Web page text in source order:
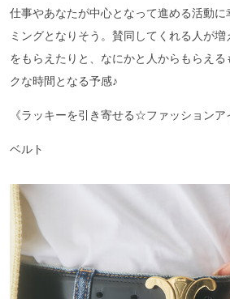
仕事やあなたが中心となって進める活動に
ミングとなりそう。賛同してくれる人が
をもらえたりと、なにかと人からもらえ
クな時間となる予感♪
《ラッキーを引き寄せる☆ファッションア
ベルト